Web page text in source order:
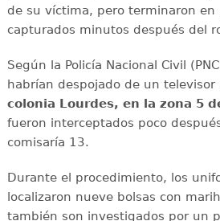
de su víctima, pero terminaron en
capturados minutos después del
Según la Policía Nacional Civil
habrían despojado de un televisor
colonia Lourdes, en la zona 5
fueron interceptados poco
comisaría 13.
Durante el procedimiento, los
localizaron nueve bolsas con
también son investigados por un